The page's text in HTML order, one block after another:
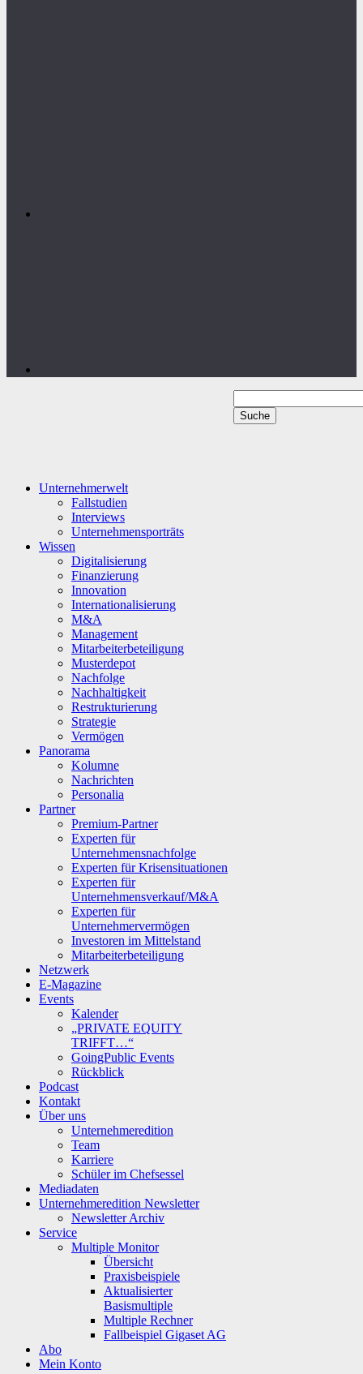
Unternehmerwelt
Fallstudien
Interviews
Unternehmensporträts
Wissen
Digitalisierung
Finanzierung
Innovation
Internationalisierung
M&A
Management
Mitarbeiterbeteiligung
Musterdepot
Nachfolge
Nachhaltigkeit
Restrukturierung
Strategie
Vermögen
Panorama
Kolumne
Nachrichten
Personalia
Partner
Premium-Partner
Experten für
Unternehmensnachfolge
Experten für Krisensituationen
Experten für
Unternehmensverkauf/M&A
Experten für
Unternehmervermögen
Investoren im Mittelstand
Mitarbeiterbeteiligung
Netzwerk
E-Magazine
Events
Kalender
„PRIVATE EQUITY
TRIFFT…“
GoingPublic Events
Rückblick
Podcast
Kontakt
Über uns
Unternehmeredition
Team
Karriere
Schüler im Chefsessel
Mediadaten
Unternehmeredition Newsletter
Newsletter Archiv
Service
Multiple Monitor
Übersicht
Praxisbeispiele
Aktualisierter
Basismultiple
Multiple Rechner
Fallbeispiel Gigaset AG
Abo
Mein Konto